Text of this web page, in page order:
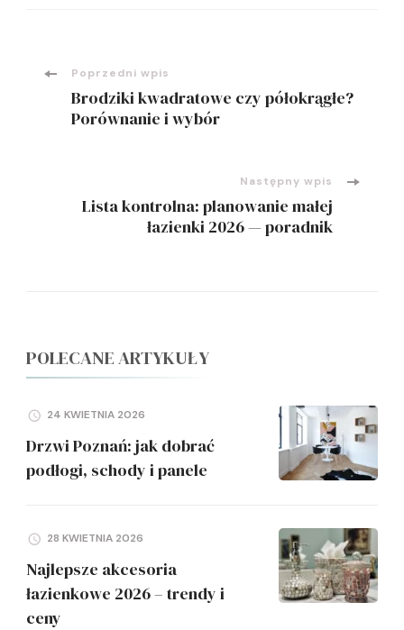
Nawigacja
wpisu
Poprzedni wpis
Brodziki kwadratowe czy półokrągłe?
Porównanie i wybór
Następny wpis
Lista kontrolna: planowanie małej
łazienki 2026 — poradnik
POLECANE ARTYKUŁY
24 KWIETNIA 2026
Drzwi Poznań: jak dobrać
podłogi, schody i panele
28 KWIETNIA 2026
Najlepsze akcesoria
łazienkowe 2026 – trendy i
ceny